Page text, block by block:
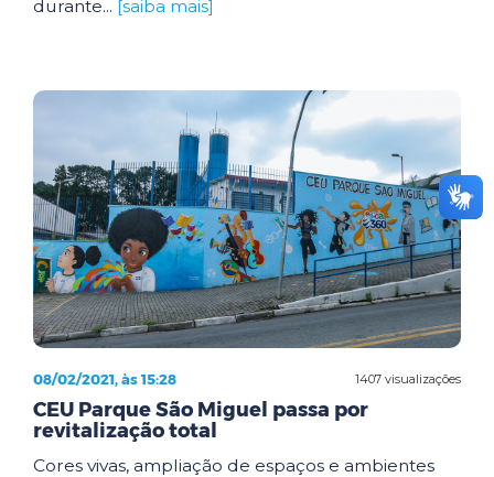
durante... [saiba mais]
1407 visualizações
08/02/2021, às 15:28
CEU Parque São Miguel passa por
revitalização total
Cores vivas, ampliação de espaços e ambientes